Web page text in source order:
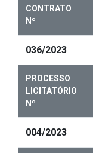
CONTRATO
Nº
036/2023
PROCESSO
LICITATÓRIO
Nº
004/2023